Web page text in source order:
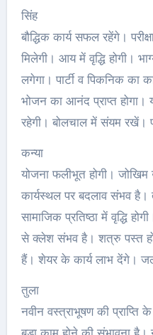
सिंह
बौद्धिक कार्य सफल रहेंगे।
मिलेगी। आय में वृद्धि होगी।
लगेगा। पार्टी व पिकनिक का
भोजन का आनंद प्राप्त होगा।
रहेगी। बोलचाल में संयम रखें।
कन्या
योजना फलीभूत होगी।
कार्यस्‍थल पर बदलाव संभव है।
सामाजिक प्रतिष्ठा में वृद्धि
से क्लेश संभव है। शत्रु पस्त
हैं। शेयर के कार्य लाभ देंगे।
तुला
नवीन वस्त्राभूषण की प्राप्ति